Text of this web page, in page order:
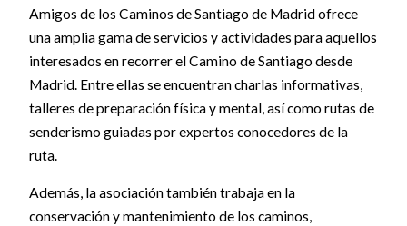
Amigos de los Caminos de Santiago de Madrid ofrece
una amplia gama de servicios y actividades para aquellos
interesados en recorrer el Camino de Santiago desde
Madrid. Entre ellas se encuentran charlas informativas,
talleres de preparación física y mental, así como rutas de
senderismo guiadas por expertos conocedores de la
ruta.
Además, la asociación también trabaja en la
conservación y mantenimiento de los caminos,